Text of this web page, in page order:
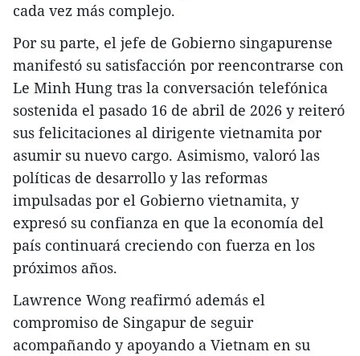
cada vez más complejo.
Por su parte, el jefe de Gobierno singapurense
manifestó su satisfacción por reencontrarse con
Le Minh Hung tras la conversación telefónica
sostenida el pasado 16 de abril de 2026 y reiteró
sus felicitaciones al dirigente vietnamita por
asumir su nuevo cargo. Asimismo, valoró las
políticas de desarrollo y las reformas
impulsadas por el Gobierno vietnamita, y
expresó su confianza en que la economía del
país continuará creciendo con fuerza en los
próximos años.​
Lawrence Wong reafirmó además el
compromiso de Singapur de seguir
acompañando y apoyando a Vietnam en su